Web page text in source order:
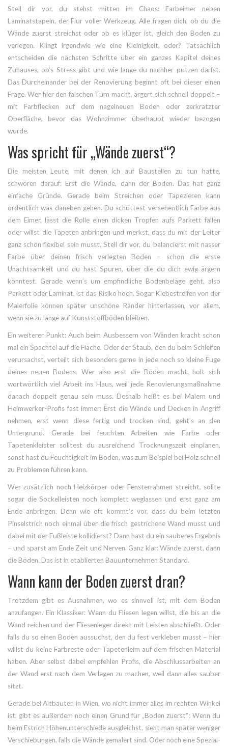
Stell dir vor, du stehst mitten im Chaos: Farbeimer neben
Laminatstapeln, der Flur voller Werkzeug. Alle fragen dich, ob du die
Wände zuerst streichst oder ob es klüger ist, gleich den Boden zu
verlegen. Klingt irgendwie wie eine Kleinigkeit, oder? Tatsächlich
entscheiden die nächsten Schritte über ein ganzes Kapitel deines
Zuhauses, ob’s Stress gibt und wie lange du nachher putzen darfst.
Das Durcheinander bei der Renovierung beginnt oft bei dieser einen
Frage. Wer hier den falschen Turn macht, ärgert sich schnell doppelt –
mit Farbflecken auf dem nagelneuen Boden oder zerkratzter
Oberfläche, bevor das Wohnzimmer überhaupt wieder bezogen
wurde.
Was spricht für „Wände zuerst“?
Die meisten Leute, mit denen ich auf Baustellen zu tun hatte,
schwören darauf: Erst die Wände, dann der Boden. Das hat ganz
einfache Gründe. Gerade beim Streichen oder Tapezieren kann
ordentlich was daneben gehen. Du schüttest versehentlich Farbe aus
dem Eimer, lässt die Rolle einen dicken Tropfen aufs Parkett fallen
oder willst die Tapeten anbringen und merkst, dass du mit der Leiter
ganz schön flexibel sein musst. Stell dir vor, du balancierst mit nasser
Farbe über deinen frisch verlegten Boden – schon die erste
Unachtsamkeit und du hast Spuren, über die du dich ewig ärgern
könntest. Gerade wenn’s um empfindliche Bodenbeläge geht, also
Parkett oder Laminat, ist das Risiko hoch. Sogar Klebestreifen von der
Malerfolie können später unschöne Ränder hinterlassen, vor allem,
wenn sie zu lange auf Kunststoffböden bleiben.
Ein weiterer Punkt: Auch beim Ausbessern von Wänden kracht schon
mal ein Spachtel auf die Fläche. Oder der Staub, den du beim Schleifen
verursachst, verteilt sich besonders gerne in jede noch so kleine Fuge
deines neuen Bodens. Wer also erst die Böden macht, holt sich
wortwörtlich viel Arbeit ins Haus, weil jede Renovierungsmaßnahme
danach doppelt genau sein muss. Deshalb heißt es bei Malern und
Heimwerker-Profis fast immer: Erst die Wände und Decken in Angriff
nehmen, erst wenn diese fertig und trocken sind, geht’s an den
Untergrund. Gerade bei feuchten Arbeiten wie Farbe oder
Tapetenkleister solltest du ausreichend Trocknungszeit einplanen,
sonst hast du Feuchtigkeit im Boden, was zum Beispiel bei Holz schnell
zu Problemen führen kann.
Wer zusätzlich noch Heizkörper oder Fensterrahmen streicht, sollte
sogar die Sockelleisten noch komplett weglassen und erst ganz am
Ende anbringen. Denn wie oft kommt’s vor, dass du beim letzten
Pinselstrich noch einmal über die frisch gestrichene Wand musst und
dabei mit der Fußleiste kollidierst? Dann hast du ein sauberes Ergebnis
– und sparst am Ende Zeit und Nerven. Ganz klar: Wände zuerst, dann
die Böden. Das ist in etablierten Bauunternehmen Standard.
Wann kann der Boden zuerst dran?
Trotzdem gibt es Ausnahmen, wo es sinnvoll ist, mit dem Boden
anzufangen. Ein Klassiker: Wenn du Fliesen legen willst, die bis an die
Wand reichen und der Fliesenleger direkt mit Leisten abschließt. Oder
falls du so einen Boden aussuchst, den du fest verkleben musst – hier
willst du keine Farbreste oder Tapetenleim auf dem frischen Material
haben. Aber selbst dabei empfehlen Profis, die Abschlussarbeiten an
der Wand erst nach dem Verlegen zu machen, weil dann alles sauber
sitzt.
Gerade bei Altbauten in Wien, wo nicht immer alles im rechten Winkel
ist, gibt es außerdem noch einen Grund für „Boden zuerst“: Wenn du
beim Estrich Höhenunterschiede ausgleichst, sieht man später weniger
Verschiebungen, falls die Wände gemalert sind. Oder noch eine Spezial-